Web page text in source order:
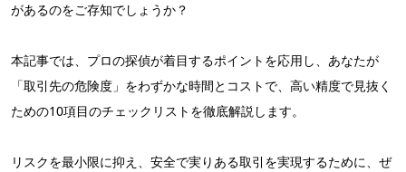
があるのをご存知でしょうか？
本記事では、プロの探偵が着目するポイントを応用し、あなたが
「取引先の危険度」をわずかな時間とコストで、高い精度で見抜く
ための10項目のチェックリストを徹底解説します。
リスクを最小限に抑え、安全で実りある取引を実現するために、ぜ